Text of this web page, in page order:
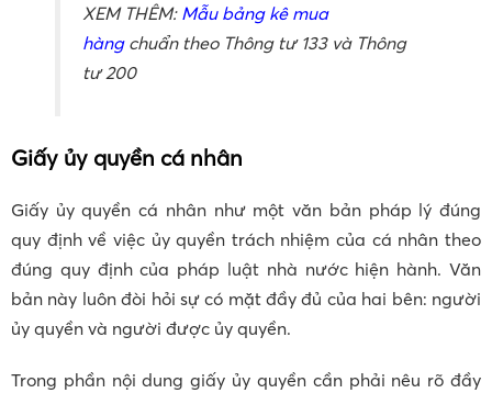
XEM THÊM: Mẫu bảng kê mua
hàngchuẩn theo Thông tư 133 và Thông
tư 200
Giấy ủy quyền cá nhân
Giấy ủy quyền cá nhân như một văn bản pháp lý đúng
quy định về việc ủy quyền trách nhiệm của cá nhân theo
đúng quy định của pháp luật nhà nước hiện hành. Văn
bản này luôn đòi hỏi sự có mặt đầy đủ của hai bên: người
ủy quyền và người được ủy quyền.
Trong phần nội dung giấy ủy quyền cần phải nêu rõ đầy